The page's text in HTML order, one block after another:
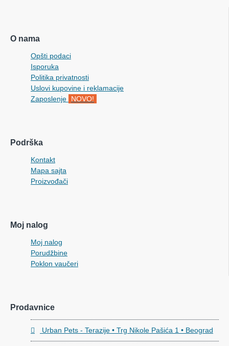
O nama
Opšti podaci
Isporuka
Politika privatnosti
Uslovi kupovine i reklamacije
Zaposlenje
NOVO!
Podrška
Kontakt
Mapa sajta
Proizvođači
Moj nalog
Moj nalog
Porudžbine
Poklon vaučeri
Prodavnice
Urban Pets - Terazije • Trg Nikole Pašića 1 • Beograd